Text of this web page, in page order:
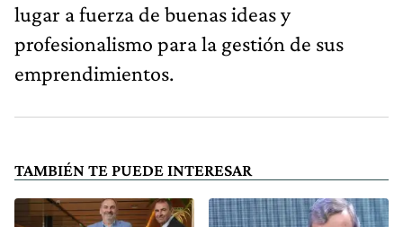
lugar a fuerza de buenas ideas y
profesionalismo para la gestión de sus
emprendimientos.
TAMBIÉN TE PUEDE INTERESAR